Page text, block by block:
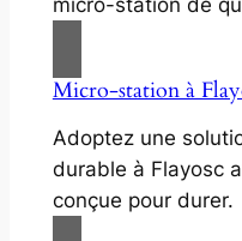
micro-station de
Micro-station à
Adoptez une
durable à Flayosc
conçue pour durer.